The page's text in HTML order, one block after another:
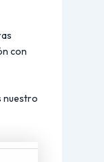
con
nuestro